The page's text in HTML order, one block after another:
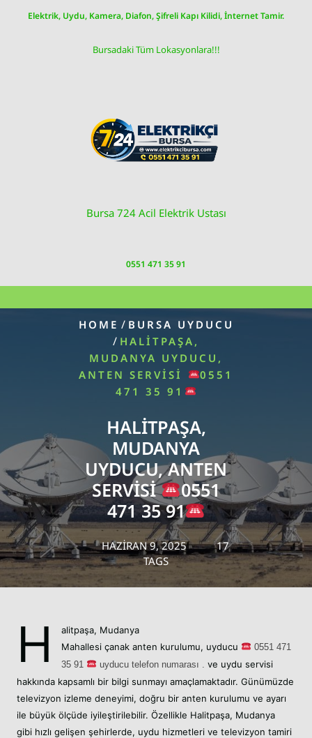
Elektrik, Uydu, Kamera, Diafon, Şifreli Kapı Kilidi, İnternet Tamir.
Bursadaki Tüm Lokasyonlara!!!
Bursa 724 Acil Elektrik Ustası
0551 471 35 91
HOME / BURSA UYDUCU
/ HALITPAŞA,
MUDANYA UYDUCU,
ANTEN SERVISI
0551
471 35 91
HALITPAŞA,
MUDANYA
UYDUCU, ANTEN
SERVISI
0551
471 35 91
HAZIRAN 9, 2025
17
TAGS
H
alitpaşa, Mudanya
Mahallesi çanak anten kurulumu, uyducu 0551 471
35 91
uyducu telefon numarası . ve uydu servisi
hakkında kapsamlı bir bilgi sunmayı amaçlamaktadır. Günümüzde
televizyon izleme deneyimi, doğru bir anten kurulumu ve ayarı
ile büyük ölçüde iyileştirilebilir. Özellikle Halitpaşa, Mudanya
gibi hızlı gelişen şehirlerde, uydu hizmetleri ve televizyon tamiri